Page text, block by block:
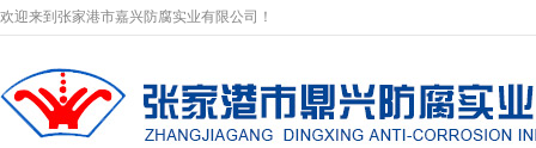
欢迎来到张家港市嘉兴防腐实业有限公司！